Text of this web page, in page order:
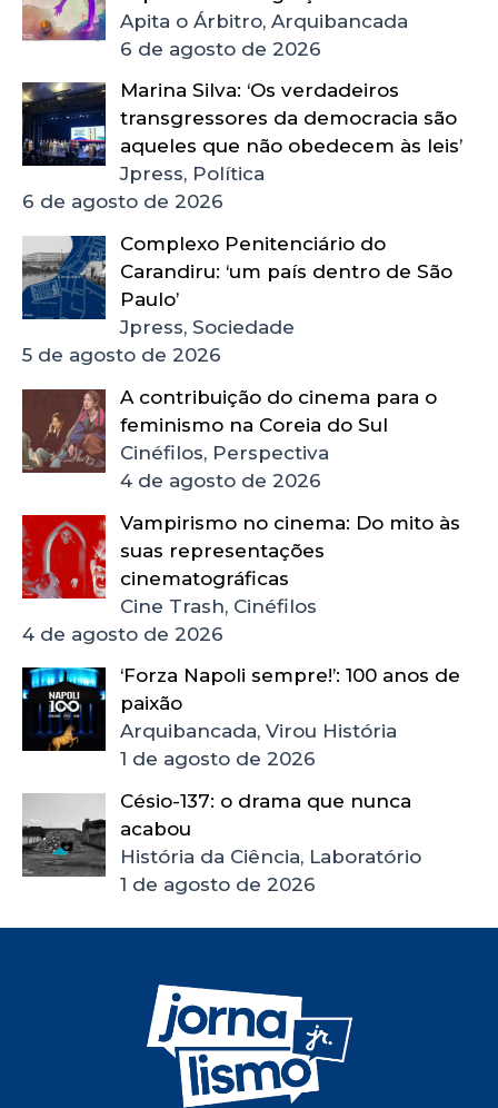
Apita o Árbitro, Arquibancada
6 de agosto de 2026
Marina Silva: ‘Os verdadeiros
transgressores da democracia são
aqueles que não obedecem às leis’
Jpress, Política
6 de agosto de 2026
Complexo Penitenciário do
Carandiru: ‘um país dentro de São
Paulo’
Jpress, Sociedade
5 de agosto de 2026
A contribuição do cinema para o
feminismo na Coreia do Sul
Cinéfilos, Perspectiva
4 de agosto de 2026
Vampirismo no cinema: Do mito às
suas representações
cinematográficas
Cine Trash, Cinéfilos
4 de agosto de 2026
‘Forza Napoli sempre!’: 100 anos de
paixão
Arquibancada, Virou História
1 de agosto de 2026
Césio-137: o drama que nunca
acabou
História da Ciência, Laboratório
1 de agosto de 2026